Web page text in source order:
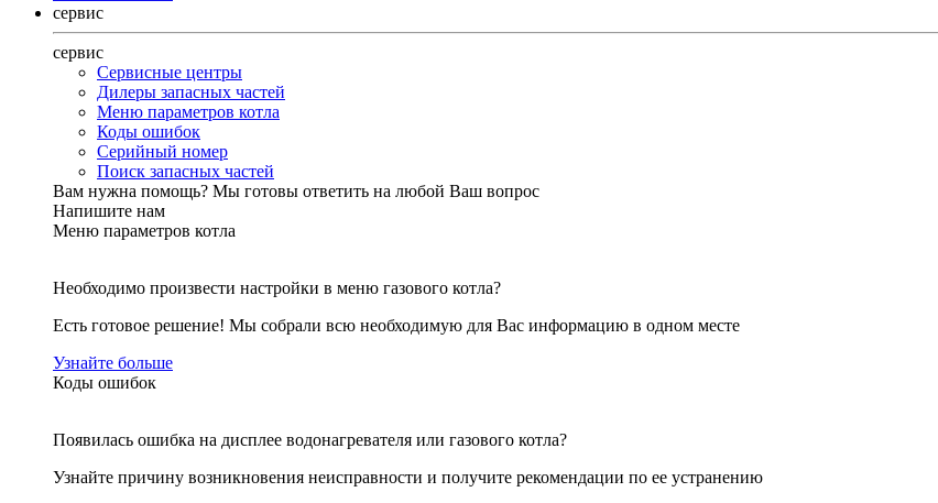
сервис
сервис
Сервисные центры
Дилеры запасных частей
Меню параметров котла
Коды ошибок
Серийный номер
Поиск запасных частей
Вам нужна помощь? Мы готовы ответить на любой Ваш вопрос
Напишите нам
Меню параметров котла
Необходимо произвести настройки в меню газового котла?
Есть готовое решение! Мы собрали всю необходимую для Вас информацию в одном месте
Узнайте больше
Коды ошибок
Появилась ошибка на дисплее водонагревателя или газового котла?
Узнайте причину возникновения неисправности и получите рекомендации по ее устранению